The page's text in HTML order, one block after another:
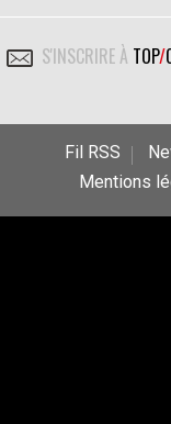
S'INSCRIRE À TOP/
Fil RSS
Mentions